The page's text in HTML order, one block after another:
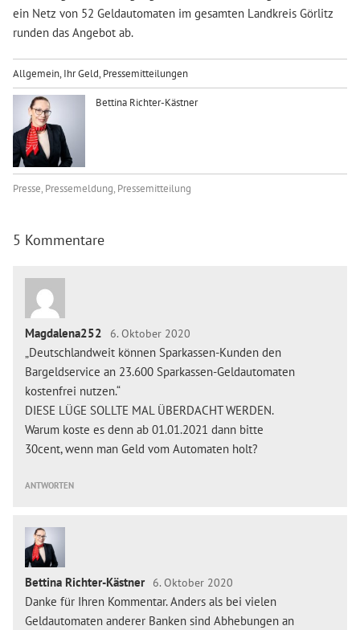
ein Netz von 52 Geldautomaten im gesamten Landkreis Görlitz
runden das Angebot ab.
Allgemein, Ihr Geld, Pressemitteilungen
Bettina Richter-Kästner
Presse, Pressemeldung, Pressemitteilung
5 Kommentare
Magdalena252 6. Oktober 2020
„Deutschlandweit können Sparkassen-Kunden den
Bargeldservice an 23.600 Sparkassen-Geldautomaten
kostenfrei nutzen.“
DIESE LÜGE SOLLTE MAL ÜBERDACHT WERDEN.
Warum koste es denn ab 01.01.2021 dann bitte
30cent, wenn man Geld vom Automaten holt?
ANTWORTEN
Bettina Richter-Kästner 6. Oktober 2020
Danke für Ihren Kommentar. Anders als bei vielen
Geldautomaten anderer Banken sind Abhebungen an